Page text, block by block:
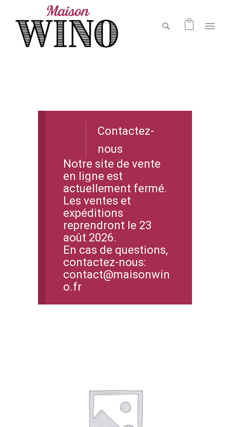
Contactez-
nous
Notre site de vente
en ligne est
actuellement fermé.
Les ventes et
expéditions
reprendront le 23
août 2026.
En cas de questions,
contactez-nous:
contact@maisonwin
o.fr